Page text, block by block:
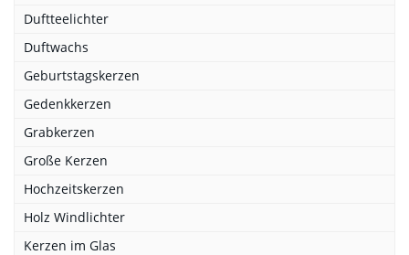
Duftteelichter
Duftwachs
Geburtstagskerzen
Gedenkkerzen
Grabkerzen
Große Kerzen
Hochzeitskerzen
Holz Windlichter
Kerzen im Glas